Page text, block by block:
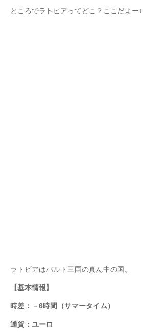
ところでラトビアってどこ？ここだよー↓
ラトビアはバルト三国の真ん中の国。
【基本情報】
時差：－6時間（サマータイム）
通貨：ユーロ